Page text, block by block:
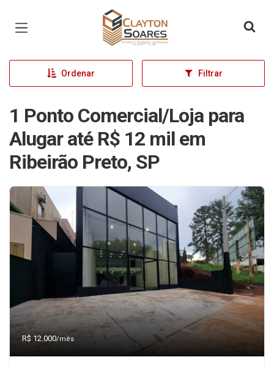
Página inicial
Ordenar Filtrar
1 Ponto Comercial/Loja para
Alugar até R$ 12 mil em
Ribeirão Preto, SP
R$ 12.000/mês